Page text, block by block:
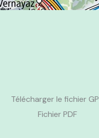
Télécharger le fichier
Fichier PDF